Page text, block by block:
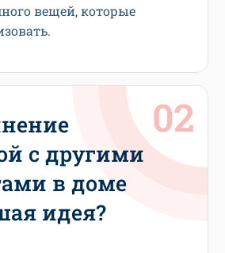
вещей, которые
с другими
в доме
идея?